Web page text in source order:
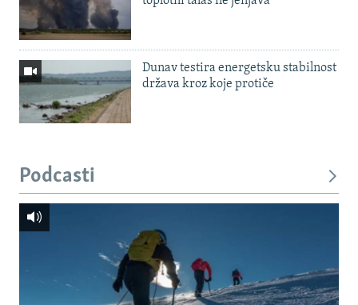
Dunav testira energetsku stabilnost
država kroz koje protiče
Podcasti